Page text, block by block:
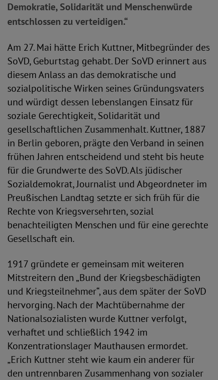
Demokratie, Solidarität und Menschenwürde
entschlossen zu verteidigen.“
Am 27. Mai hätte Erich Kuttner, Mitbegründer des
SoVD, Geburtstag gehabt. Der SoVD erinnert aus
diesem Anlass an das demokratische und
sozialpolitische Wirken seines Gründungsvaters
und würdigt dessen lebenslangen Einsatz für
soziale Gerechtigkeit, Solidarität und
gesellschaftlichen Zusammenhalt. Kuttner, 1887
in Berlin geboren, prägte den Verband in seinen
frühen Jahren entscheidend und steht bis heute
für die Grundwerte des SoVD. Als jüdischer
Sozialdemokrat, Journalist und Abgeordneter im
Preußischen Landtag setzte er sich früh für die
Rechte von Kriegsversehrten, sozial
benachteiligten Menschen und für eine gerechte
Gesellschaft ein.
1917 gründete er gemeinsam mit weiteren
Mitstreitern den „Bund der Kriegsbeschädigten
und Kriegsteilnehmer“, aus dem später der SoVD
hervorging. Nach der Machtübernahme der
Nationalsozialisten wurde Kuttner verfolgt,
verhaftet und schließlich 1942 im
Konzentrationslager Mauthausen ermordet.
„Erich Kuttner steht wie kaum ein anderer für
den untrennbaren Zusammenhang von sozialer